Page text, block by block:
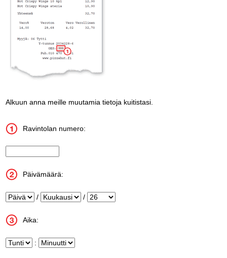
Alkuun anna meille muutamia tietoja kuitistasi.
Ravintolan numero:
Päivämäärä:
Päivä / Kuukausi / Vuosi
Aika:
Tunti : Minuutti